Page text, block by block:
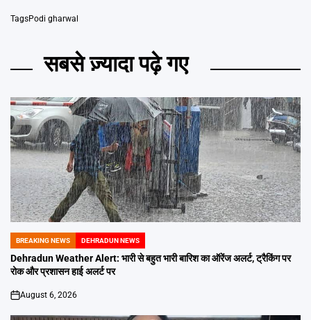
TagsPodi gharwal
सबसे ज़्यादा पढ़े गए
POSTED
IN
BREAKING NEWS DEHRADUN NEWS
Dehradun Weather Alert: भारी से बहुत भारी बारिश का ऑरेंज अलर्ट, ट्रैकिंग पर
रोक और प्रशासन हाई अलर्ट पर
on
August 6, 2026